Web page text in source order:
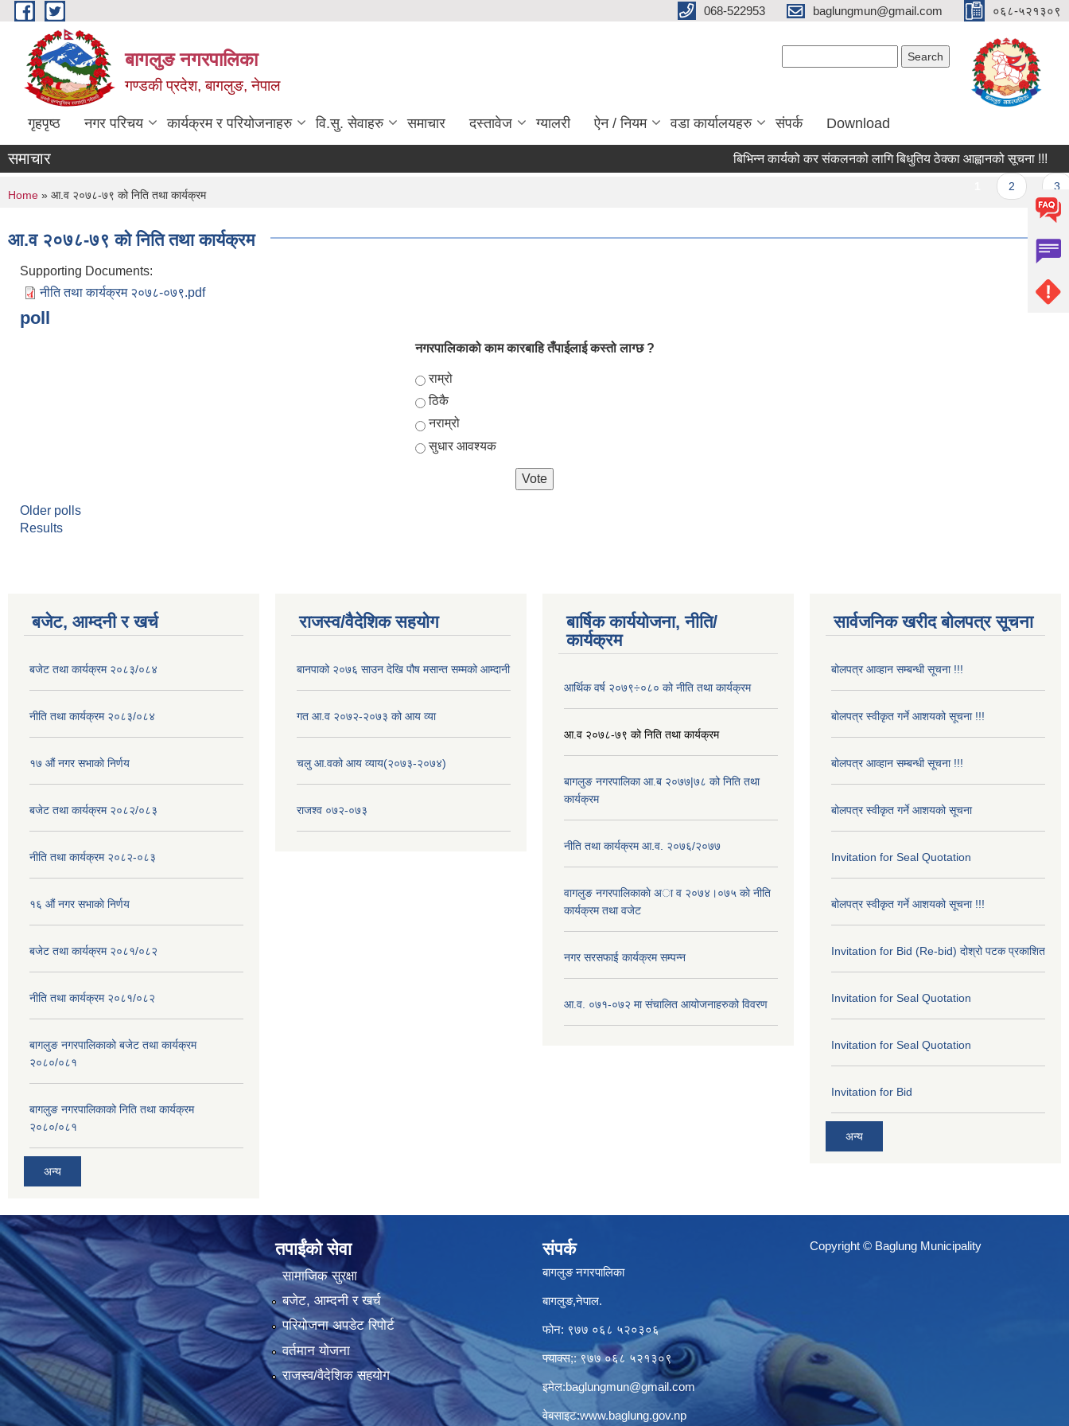
Skip to main content 068-522953 baglungmun@gmail.com ०६८-५२१३०९
बागलुङ नगरपालिका
गण्डकी प्रदेश, बागलुङ, नेपाल
गृहपृष्ठ नगर परिचय कार्यक्रम र परियोजनाहरु वि.सु. सेवाहरु समाचार दस्तावेज ग्यालरी ऐन / नियम वडा कार्यालयहरु संपर्क Download
समाचार बिभिन्न कार्यको कर संकलनको लागि बिधुतिय ठेक्का आह्वानको सूचना !!!
You are here
Home » आ.व २०७८-७९ को निति तथा कार्यक्रम
आ.व २०७८-७९ को निति तथा कार्यक्रम
Supporting Documents:
नीति तथा कार्यक्रम २०७८-०७९.pdf
poll
नगरपालिकाको काम कारबाहि तँपाईलाई कस्तो लाग्छ ?
Choices
राम्रो
ठिकै
नराम्रो
सुधार आवश्यक
Older polls
Results
बजेट, आम्दनी र खर्च
बजेट तथा कार्यक्रम २०८३/०८४
नीति तथा कार्यक्रम २०८३/०८४
१७ ‌‍औं नगर सभाकाे निर्णय
बजेट तथा कार्यक्रम २०८२/०८३
नीति तथा कार्यक्रम २०८२-०८३
१६ ‌औं नगर सभाकाे निर्णय
बजेट तथा कार्यक्रम २०८१/०८२
नीति तथा कार्यक्रम २०८१/०८२
बागलुङ नगरपालिकाको बजेट तथा कार्यक्रम
२०८०/०८१
बागलुङ नगरपालिकाको निति तथा कार्यक्रम
२०८०/०८१
अन्य
राजस्व/वैदेशिक सहयोग
बानपाको २०७६ साउन देखि पौष मसान्त सम्मको आम्दानी
गत आ.व २०७२-२०७३ को आय व्या
चलु आ.वको आय व्याय(२०७३-२०७४)
राजश्व ०७२-०७३
बार्षिक कार्ययोजना, नीति/
कार्यक्रम
आर्थिक वर्ष २०७९÷०८० को नीति तथा कार्यक्रम
आ.व २०७८-७९ को निति तथा कार्यक्रम
बागलुङ नगरपालिका आ.ब २०७७|७८ को निति तथा
कार्यक्रम
नीति तथा कार्यक्रम आ.व. २०७६/२०७७
वागलुङ नगरपालिकाकाे अा‍ व २०७४।०७५ काे नीति
कार्यक्रम तथा वजेट
नगर सरसफाई कार्यक्रम सम्पन्न
आ.व. ०७१-०७२ मा संचालित आयोजनाहरुको विवरण
सार्वजनिक खरीद बोलपत्र सूचना
बोलपत्र आव्हान सम्बन्धी सूचना !!!
बोलपत्र स्वीकृत गर्ने आशयको सूचना !!!
बोलपत्र आव्हान सम्बन्धी सूचना !!!
बोलपत्र स्वीकृत गर्ने आशयको सूचना
Invitation for Seal Quotation
बोलपत्र स्वीकृत गर्ने आशयको सूचना !!!
Invitation for Bid (Re-bid) दोश्रो पटक प्रकाशित
Invitation for Seal Quotation
Invitation for Seal Quotation
Invitation for Bid
अन्य
तपाईंको सेवा
सामाजिक सुरक्षा
बजेट, आम्दनी र खर्च
परियोजना अपडेट रिपोर्ट
वर्तमान योजना
राजस्व/वैदेशिक सहयोग
संपर्क
बागलुङ नगरपालिका
बागलुङ,नेपाल.
फोन: ९७७ ०६८ ५२०३०६
फ्याक्स;: ९७७ ०६८ ५२१३०९
इमेल:baglungmun@gmail.com
वेबसाइट:www.baglung.gov.np
Copyright © Baglung Municipality